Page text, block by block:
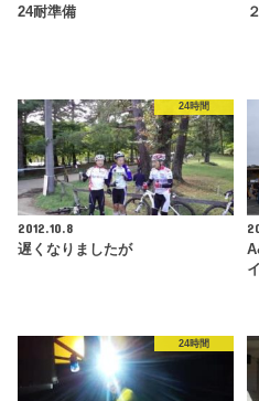
24耐準備
24時間
2012.10.8
遅くなりましたが
24時間